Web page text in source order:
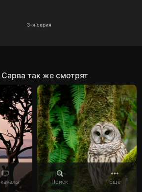
Поиск Ещё
3-я серия
так же смотрят